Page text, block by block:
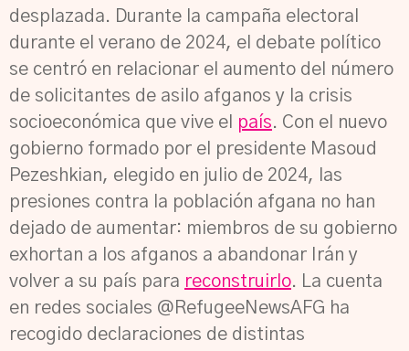
desplazada. Durante la campaña electoral
durante el verano de 2024, el debate político
se centró en relacionar el aumento del número
de solicitantes de asilo afganos y la crisis
socioeconómica que vive el país. Con el nuevo
gobierno formado por el presidente Masoud
Pezeshkian, elegido en julio de 2024, las
presiones contra la población afgana no han
dejado de aumentar: miembros de su gobierno
exhortan a los afganos a abandonar Irán y
volver a su país para reconstruirlo. La cuenta
en redes sociales @RefugeeNewsAFG ha
recogido declaraciones de distintas